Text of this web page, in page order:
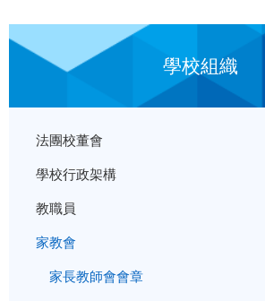
學校組織
法團校董會
學校行政架構
教職員
家教會
家長教師會會章